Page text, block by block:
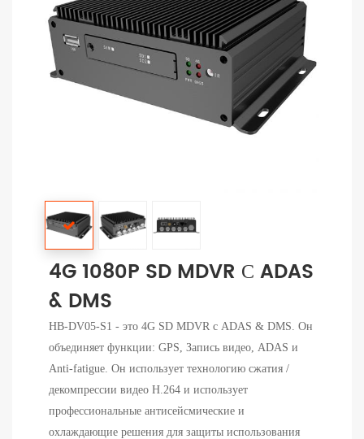
4G 1080P SD MDVR С ADAS
& DMS
HB-DV05-S1 - это 4G SD MDVR с ADAS & DMS. Он
объединяет функции: GPS, Запись видео, ADAS и
Anti-fatigue. Он использует технологию сжатия /
декомпрессии видео H.264 и использует
профессиональные антисейсмические и
охлаждающие решения для защиты использования